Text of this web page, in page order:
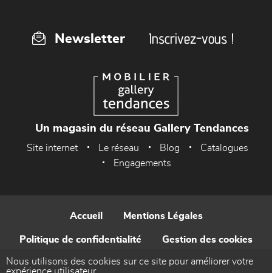
Newsletter Inscrivez-vous !
Un magasin du réseau Gallery Tendances
Site internet Le réseau Blog
Catalogues
Engagements
Accueil Mentions Légales
Politique de confidentialité Gestion des cookies
Contact
Nous utilisons des cookies sur ce site pour améliorer votre